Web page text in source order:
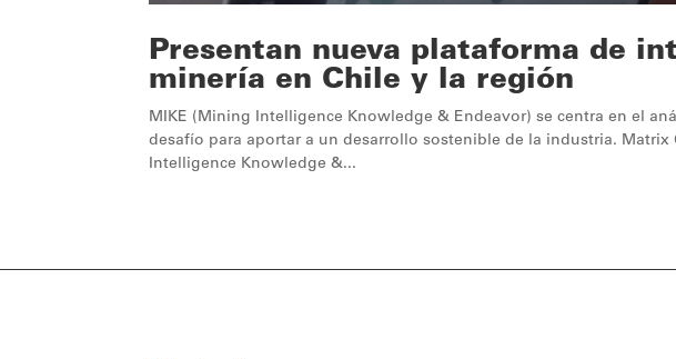
Presentan nueva plataforma de
minería en Chile y la región
MIKE (Mining Intelligence Knowledge & Endeavor) se centra en el
desafío para aportar a un desarrollo sostenible de la industria.
Intelligence Knowledge &...